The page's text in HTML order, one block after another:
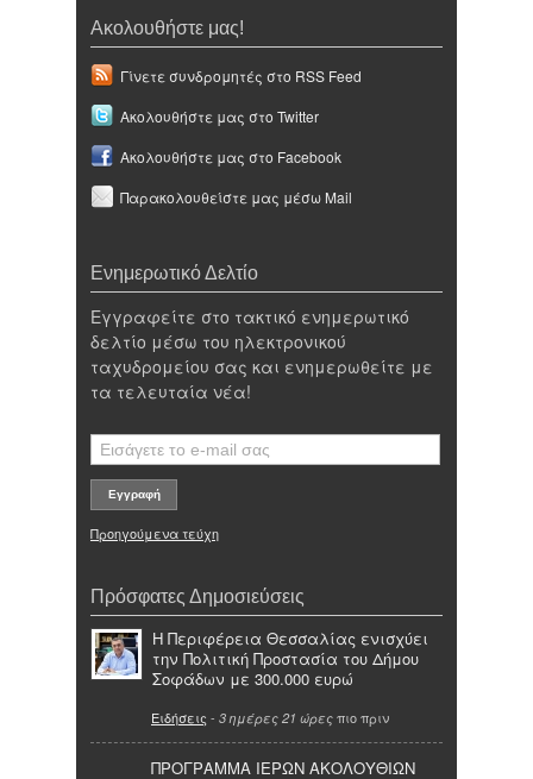
Ακολουθήστε μας!
Γίνετε συνδρομητές στο RSS Feed
Ακολουθήστε μας στο Twitter
Ακολουθήστε μας στο Facebook
Παρακολουθείστε μας μέσω Mail
Ενημερωτικό Δελτίο
Εγγραφείτε στο τακτικό ενημερωτικό
δελτίο μέσω του ηλεκτρονικού
ταχυδρομείου σας και ενημερωθείτε με
τα τελευταία νέα!
Προηγούμενα τεύχη
Πρόσφατες Δημοσιεύσεις
Η Περιφέρεια Θεσσαλίας ενισχύει
την Πολιτική Προστασία του Δήμου
Σοφάδων με 300.000 ευρώ
Ειδήσεις - 3 ημέρες 21 ώρες πιο πριν
ΠΡΟΓΡΑΜΜΑ ΙΕΡΩΝ ΑΚΟΛΟΥΘΙΩΝ